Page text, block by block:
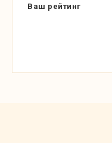
Ваш рейтинг